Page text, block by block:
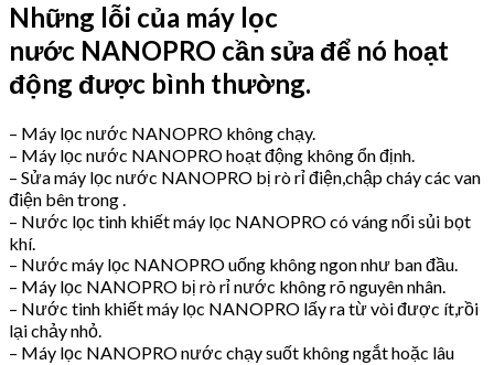
Những lỗi của máy lọc
nước NANOPRO cần sửa để nó hoạt
động được bình thường.
– Máy lọc nước NANOPRO không chạy.
– Máy lọc nước NANOPRO hoạt động không ổn định.
– Sửa máy lọc nước NANOPRO bị rò rỉ điện,chập cháy các van
điện bên trong .
– Nước lọc tinh khiết máy lọc NANOPRO có váng nổi sủi bọt
khí.
– Nước máy lọc NANOPRO uống không ngon như ban đầu.
– Máy lọc NANOPRO bị rò rỉ nước không rõ nguyên nhân.
– Nước tinh khiết máy lọc NANOPRO lấy ra từ vòi được ít,rồi
lại chảy nhỏ.
– Máy lọc NANOPRO nước chạy suốt không ngắt hoặc lâu